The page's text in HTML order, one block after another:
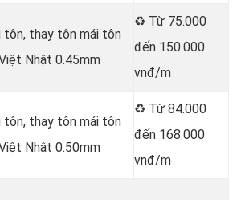
tôn, thay tôn mái tôn
Nhật 0.45mm
♻️ Từ 75.000
đến 150.000
vnđ/m
tôn, thay tôn mái tôn
Nhật 0.50mm
♻️ Từ 84.000
đến 168.000
vnđ/m